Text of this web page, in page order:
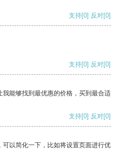
支持[0] 反对[0]
支持[0] 反对[0]
能够找到最优惠的价格，买到最合适
支持[0] 反对[0]
以简化一下，比如将设置页面进行优